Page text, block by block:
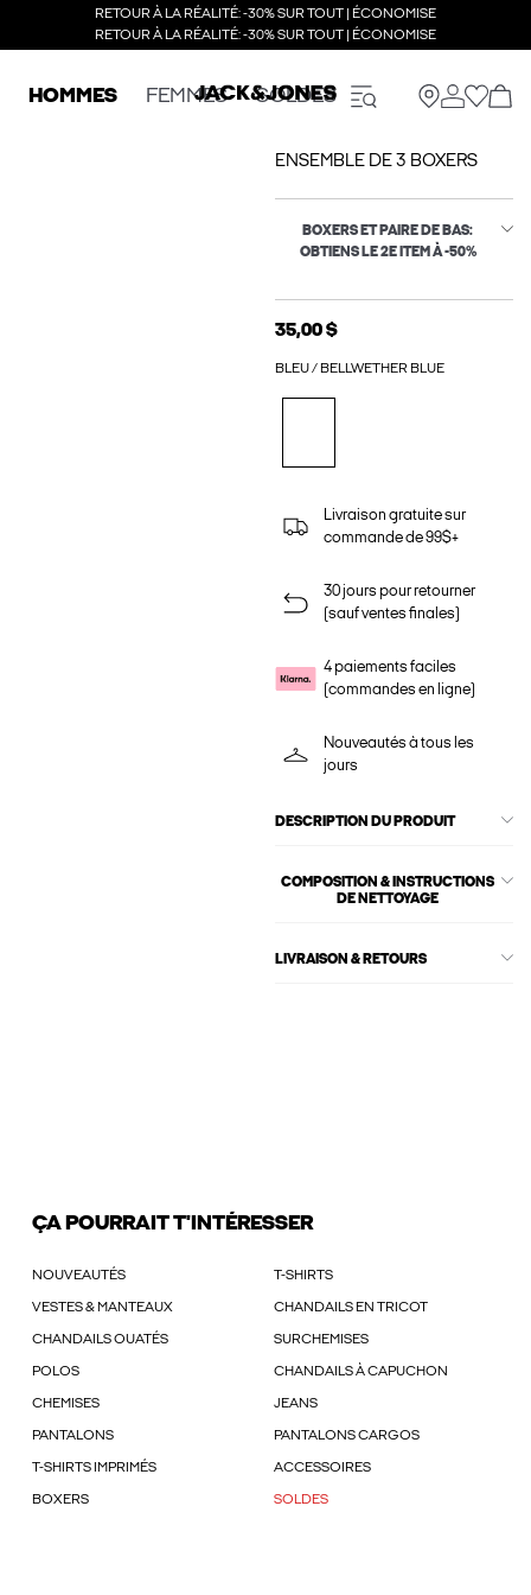
RETOUR À LA RÉALITÉ: -30% SUR TOUT | ÉCONOMISE
RETOUR À LA RÉALITÉ: -30% SUR TOUT | ÉCONOMISE
HOMMES FEMMES SOLDES
ENSEMBLE DE 3 BOXERS
BOXERS ET PAIRE DE BAS:
OBTIENS LE 2E ITEM À -50%
35,00 $
BLEU / BELLWETHER BLUE
Livraison gratuite sur
commande de 99$+
30 jours pour retourner
(sauf ventes finales)
4 paiements faciles
(commandes en ligne)
Nouveautés à tous les
jours
DESCRIPTION DU PRODUIT
COMPOSITION & INSTRUCTIONS
DE NETTOYAGE
LIVRAISON & RETOURS
ÇA POURRAIT T'INTÉRESSER
NOUVEAUTÉS T-SHIRTS
VESTES & MANTEAUX CHANDAILS EN TRICOT
CHANDAILS OUATÉS SURCHEMISES
POLOS CHANDAILS À CAPUCHON
CHEMISES JEANS
PANTALONS PANTALONS CARGOS
T-SHIRTS IMPRIMÉS ACCESSOIRES
BOXERS SOLDES